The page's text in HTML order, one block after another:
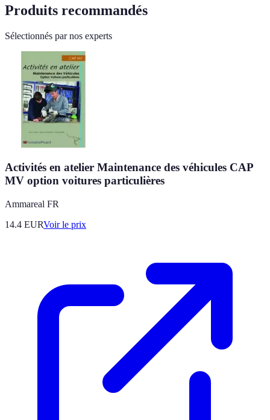
Produits recommandés
Sélectionnés par nos experts
Activités en atelier Maintenance des véhicules CAP
MV option voitures particulières
Ammareal FR
14.4 EURVoir le prix